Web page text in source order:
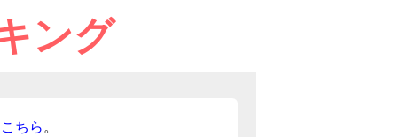
ング
こちら 。